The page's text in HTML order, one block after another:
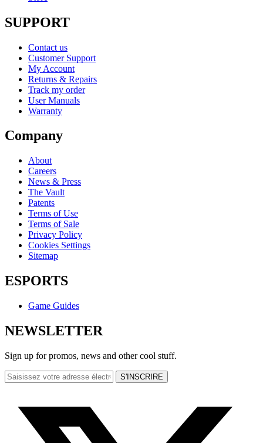
SUPPORT
Contact us
Customer Support
My Account
Returns & Repairs
Track my order
User Manuals
Warranty
Company
About
Careers
News & Press
The Vault
Patents
Terms of Use
Terms of Sale
Privacy Policy
Cookies Settings
Sitemap
ESPORTS
Game Guides
NEWSLETTER
Sign up for promos, news and other cool stuff.